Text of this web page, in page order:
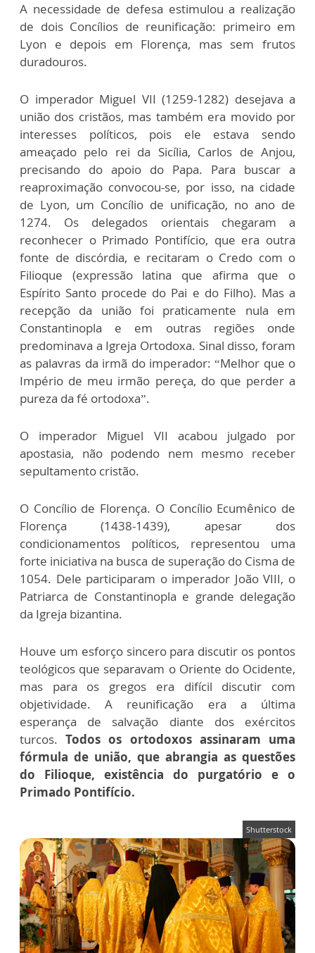
A necessidade de defesa estimulou a realização
de dois Concílios de reunificação: primeiro em
Lyon e depois em Florença, mas sem frutos
duradouros.
O imperador Miguel VII (1259-1282) desejava a
união dos cristãos, mas também era movido por
interesses políticos, pois ele estava sendo
ameaçado pelo rei da Sicília, Carlos de Anjou,
precisando do apoio do Papa. Para buscar a
reaproximação convocou-se, por isso, na cidade
de Lyon, um Concílio de unificação, no ano de
1274. Os delegados orientais chegaram a
reconhecer o Primado Pontifício, que era outra
fonte de discórdia, e recitaram o Credo com o
Filioque (expressão latina que afirma que o
Espírito Santo procede do Pai e do Filho). Mas a
recepção da união foi praticamente nula em
Constantinopla e em outras regiões onde
predominava a Igreja Ortodoxa. Sinal disso, foram
as palavras da irmã do imperador: “Melhor que o
Império de meu irmão pereça, do que perder a
pureza da fé ortodoxa”.
O imperador Miguel VII acabou julgado por
apostasia, não podendo nem mesmo receber
sepultamento cristão.
O Concílio de Florença. O Concílio Ecumênico de
Florença (1438-1439), apesar dos
condicionamentos políticos, representou uma
forte iniciativa na busca de superação do Cisma de
1054. Dele participaram o imperador João VIII, o
Patriarca de Constantinopla e grande delegação
da Igreja bizantina.
Houve um esforço sincero para discutir os pontos
teológicos que separavam o Oriente do Ocidente,
mas para os gregos era difícil discutir com
objetividade. A reunificação era a última
esperança de salvação diante dos exércitos
turcos.Todos os ortodoxos assinaram uma
fórmula de união, que abrangia as questões
do Filioque, existência do purgatório e o
Primado Pontifício.
Shutterstock